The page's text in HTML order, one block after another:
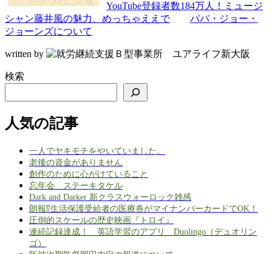
YouTube登録者数184万人！ミュージ
シャン藤井風の魅力、めっちゃええで
パパ・ジョー・
ジョーンズについて
written by
検索
人気の記事
一人でヤキモチをやいていました。
老後の資金がありません
創作のために心がけていること
忘年会 ステーキタケル
Dark and Darker 新クラスウォーロック雑感
朗報⁉生活保護受給者の医療券がマイナンバーカードでOK！
圧倒的スケールの歴史映画『トロイ』
連続記録達成！ 英語学習のアプリ Duolingo（デュオリン
ゴ）